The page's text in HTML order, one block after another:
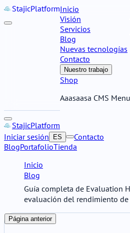
StajicPlatformInicio
Visión
Servicios
Blog
Nuevas tecnologías
Contacto
Nuestro trabajo
Shop
Aaasaasa CMS Menu
StajicPlatform
BlogPortafolioTienda
Iniciar sesión ES Contacto
Inicio
Blog
Guía completa de Evaluation
evaluación del rendimiento de
Página anterior